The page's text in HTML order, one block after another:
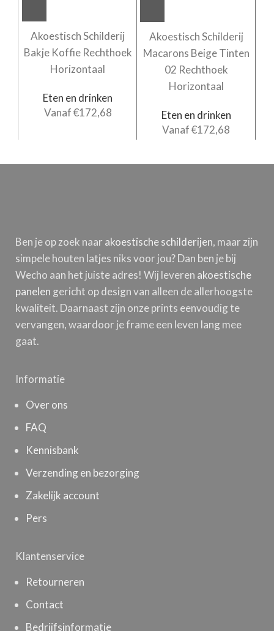
Akoestisch Schilderij
Bakje Koffie Rechthoek
Horizontaal
Eten en drinken
Vanaf€172,68
Akoestisch Schilderij
Macarons Beige Tinten
02 Rechthoek
Horizontaal
Eten en drinken
Vanaf€172,68
Ben je op zoek naar akoestische schilderijen, maar zijn
simpele houten latjes niks voor jou? Dan ben je bij
Wecho aan het juiste adres! Wij leveren akoestische
panelen gericht op design van alleen de allerhoogste
kwaliteit. Daarnaast zijn onze prints eenvoudig te
vervangen, waardoor je frame een leven lang mee
gaat.
Informatie
Over ons
FAQ
Kennisbank
Verzending en bezorging
Zakelijk account
Pers
Klantenservice
Retourneren
Contact
Bedrijfsinformatie